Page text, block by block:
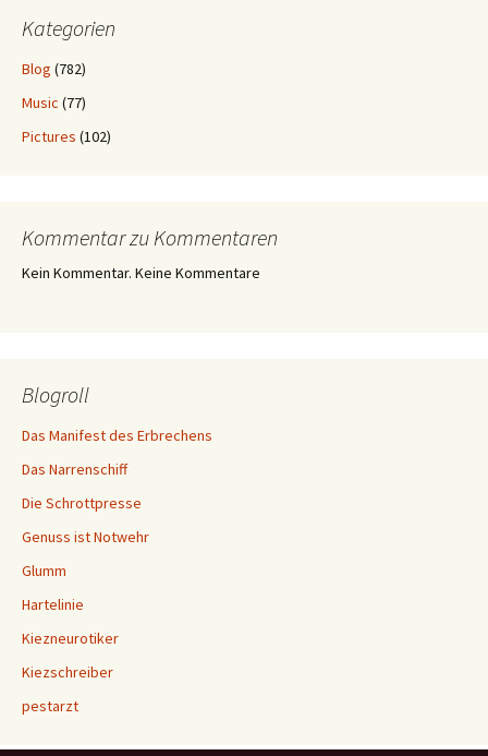
Kategorien
Blog (782)
Music (77)
Pictures (102)
Kommentar zu Kommentaren
Kein Kommentar. Keine Kommentare
Blogroll
Das Manifest des Erbrechens
Das Narrenschiff
Die Schrottpresse
Genuss ist Notwehr
Glumm
Hartelinie
Kiezneurotiker
Kiezschreiber
pestarzt